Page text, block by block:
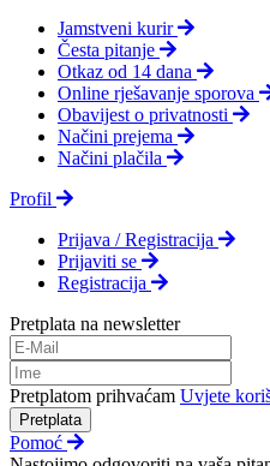
Jamstveni kurir
Česta pitanje
Otkaz od 14 dana
Online rješavanje sporova
Obavijest o privatnosti
Načini prejema
Načini plačila
Profil
Prijava / Registracija
Prijaviti se
Registracija
Pretplata na newsletter
Pretplatom prihvaćam Uvjete
Pretplata
Pomoć